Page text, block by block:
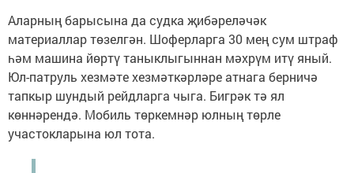
Аларның барысына да судка җибәреләчәк
материаллар төзелгән. Шоферларга 30 мең сум штраф
һәм машина йөртү таныклыгыннан мәхрүм итү яный.
Юл-патруль хезмәте хезмәткәрләре атнага берничә
тапкыр шундый рейдларга чыга. Бигрәк тә ял
көннәрендә. Мобиль төркемнәр юлның төрле
участокларына юл тота.